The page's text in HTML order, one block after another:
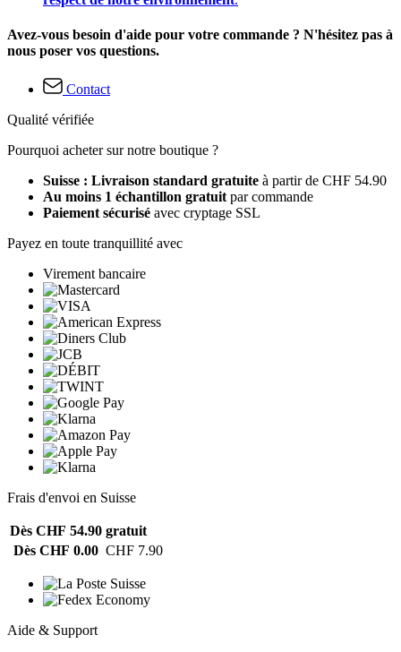
Avez-vous besoin d'aide pour votre commande ? N'hésitez pas à
nous poser vos questions.
Contact
Qualité vérifiée
Pourquoi acheter sur notre boutique ?
Suisse : Livraison standard gratuite à partir de CHF 54.90
Au moins 1 échantillon gratuit par commande
Paiement sécurisé avec cryptage SSL
Payez en toute tranquillité avec
Virement bancaire
Frais d'envoi en Suisse
Dès CHF 54.90 gratuit
Dès CHF 0.00 CHF 7.90
Aide & Support